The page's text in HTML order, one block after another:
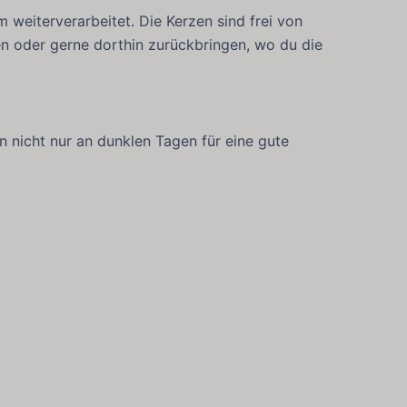
weiterverarbeitet. Die Kerzen sind frei von
oder gerne dorthin zurückbringen, wo du die
nicht nur an dunklen Tagen für eine gute